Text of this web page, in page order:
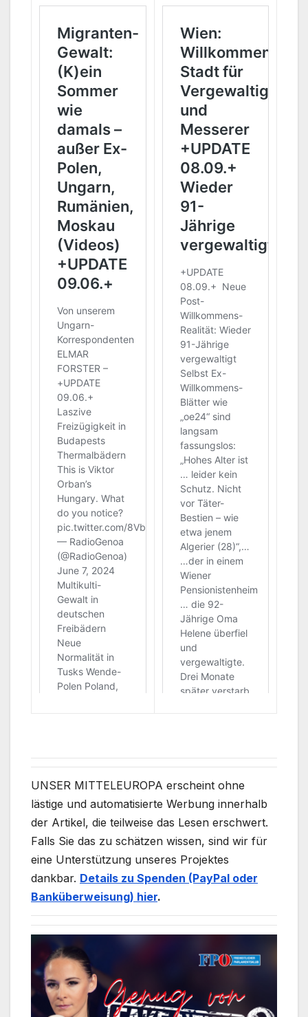
UNSER MITTELEUROPA erscheint ohne
lästige und automatisierte Werbung innerhalb
der Artikel, die teilweise das Lesen erschwert.
Falls Sie das zu schätzen wissen, sind wir für
eine Unterstützung unseres Projektes
dankbar. Details zu Spenden (PayPal oder
Banküberweisung) hier.